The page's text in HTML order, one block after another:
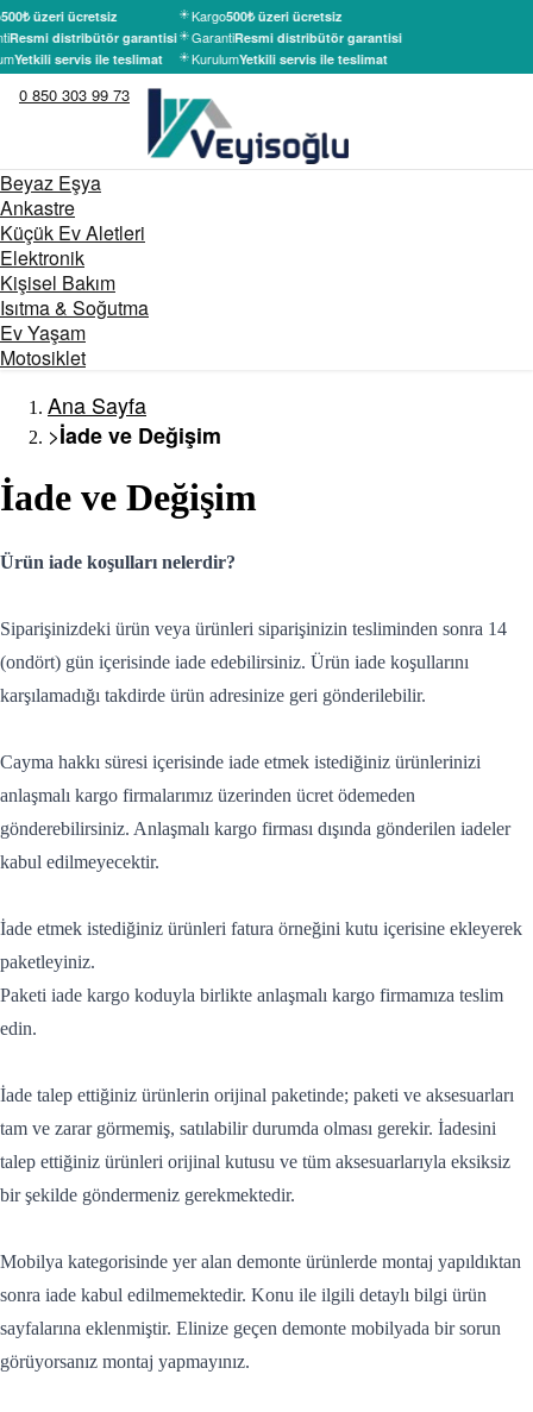
üzeri ücretsiz
Resmi distribütör garantisi
Yetkili servis ile teslimat
Kargo500₺ üzeri ücretsiz
GarantiResmi distribütör garantisi
KurulumYetkili servis ile teslimat
0 850 303 99 73
Beyaz Eşya
Ankastre
Küçük Ev Aletleri
Elektronik
Kişisel Bakım
Isıtma & Soğutma
Ev Yaşam
Motosiklet
Ana Sayfa
>İade ve Değişim
İade ve Değişim
Ürün iade koşulları nelerdir?
Siparişinizdeki ürün veya ürünleri siparişinizin tesliminden sonra 14
(ondört) gün içerisinde iade edebilirsiniz. Ürün iade koşullarını
karşılamadığı takdirde ürün adresinize geri gönderilebilir.
Cayma hakkı süresi içerisinde iade etmek istediğiniz ürünlerinizi
anlaşmalı kargo firmalarımız üzerinden ücret ödemeden
gönderebilirsiniz. Anlaşmalı kargo firması dışında gönderilen iadeler
kabul edilmeyecektir.
İade etmek istediğiniz ürünleri fatura örneğini kutu içerisine ekleyerek
paketleyiniz.
Paketi iade kargo koduyla birlikte anlaşmalı kargo firmamıza teslim
edin.
İade talep ettiğiniz ürünlerin orijinal paketinde; paketi ve aksesuarları
tam ve zarar görmemiş, satılabilir durumda olması gerekir. İadesini
talep ettiğiniz ürünleri orijinal kutusu ve tüm aksesuarlarıyla eksiksiz
bir şekilde göndermeniz gerekmektedir.
Mobilya kategorisinde yer alan demonte ürünlerde montaj yapıldıktan
sonra iade kabul edilmemektedir. Konu ile ilgili detaylı bilgi ürün
sayfalarına eklenmiştir. Elinize geçen demonte mobilyada bir sorun
görüyorsanız montaj yapmayınız.